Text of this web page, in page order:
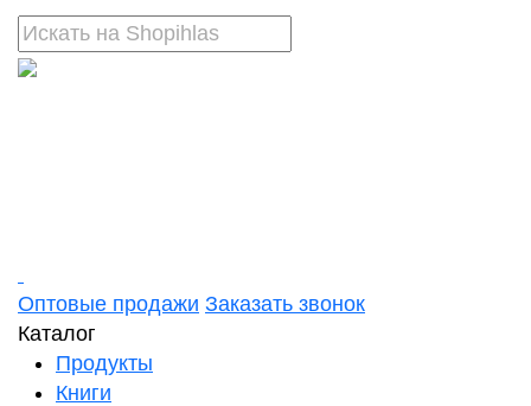
Оптовые продажи Заказать звонок
Каталог
Продукты
Книги